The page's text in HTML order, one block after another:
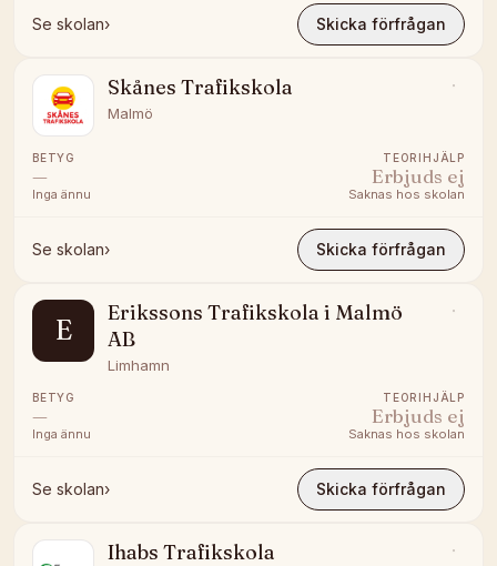
Se skolan› Skicka förfrågan
Skånes Trafikskola
Malmö
BETYG
—
Inga ännu
TEORIHJÄLP
Erbjuds ej
Saknas hos skolan
Se skolan› Skicka förfrågan
E
Erikssons Trafikskola i Malmö
AB
Limhamn
BETYG
—
Inga ännu
TEORIHJÄLP
Erbjuds ej
Saknas hos skolan
Se skolan› Skicka förfrågan
Ihabs Trafikskola